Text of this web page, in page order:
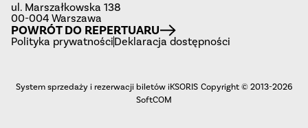
ul. Marszałkowska 138
00-004 Warszawa
POWRÓT DO REPERTUARU
Polityka prywatnościDeklaracja dostępności
System sprzedaży i rezerwacji biletów iKSORIS Copyright © 2013-2026
SoftCOM